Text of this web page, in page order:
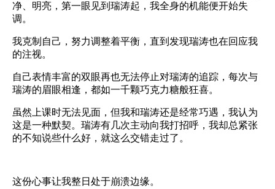
净、明亮，第一眼见到瑞涛起，我全身的机能便开始失
调。
我克制自己，努力调整着平衡，直到发现瑞涛也在回应我
的注视。
自己表情丰富的双眼再也无法停止对瑞涛的追踪，每次与
瑞涛的眉眼相逢，都如一千颗巧克力糖般狂喜。
虽然上课时无法见面，但我和瑞涛还是经常巧遇，我认为
这是一种默契。瑞涛有几次主动向我打招呼，我却总紧张
的不知说些什么好，就这么交错走过了。
这份心事让我整日处于崩溃边缘。